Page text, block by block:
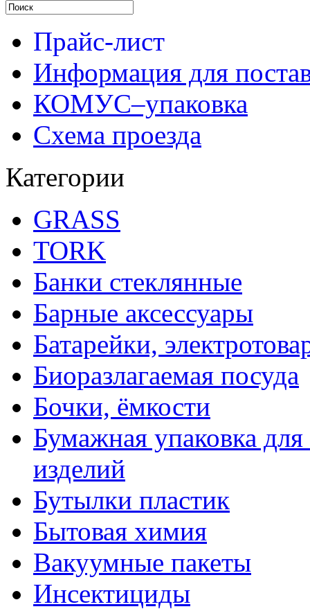
Прайс-лист
Информация для
КОМУС–упаковка
Схема проезда
Категории
GRASS
TORK
Банки стеклянные
Барные аксессуары
Батарейки,
Биоразлагаемая посуда
Бочки, ёмкости
Бумажная упаковка
изделий
Бутылки пластик
Бытовая химия
Вакуумные пакеты
Инсектициды